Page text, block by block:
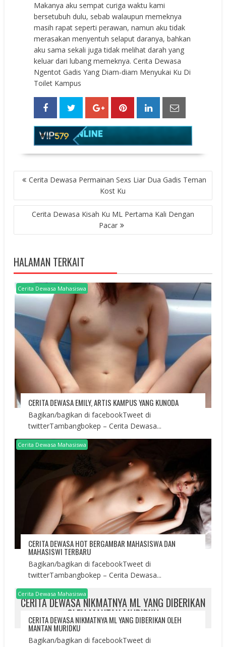
Makanya aku sempat curiga waktu kami
bersetubuh dulu, sebab walaupun memeknya
masih rapat seperti perawan, namun aku tidak
merasakan menyentuh selaput daranya, bahkan
aku sama sekali juga tidak melihat darah yang
keluar dari lubang memeknya. Cerita Dewasa
Ngentot Gadis Yang Diam-diam Menyukai Ku Di
Toilet Kampus
POST
NAVIGATION
Cerita Dewasa Permainan Sexs Liar Dua Gadis Teman
Kost Ku
Cerita Dewasa Kisah Ku ML Pertama Kali Dengan
Pacar
HALAMAN TERKAIT
Cerita Dewasa Mahasiswa
CERITA DEWASA EMILY, ARTIS KAMPUS YANG KUNODA
Bagikan/bagikan di facebookTweet di
twitterTambangbokep – Cerita Dewasa...
Cerita Dewasa Mahasiswa
CERITA DEWASA HOT BERGAMBAR MAHASISWA DAN
MAHASISWI TERBARU
Bagikan/bagikan di facebookTweet di
twitterTambangbokep – Cerita Dewasa...
CERITA DEWASA NIKMATNYA ML YANG DIBERIKAN
OLEH MANTAN MURIDKU
Cerita Dewasa Mahasiswa
CERITA DEWASA NIKMATNYA ML YANG DIBERIKAN OLEH
MANTAN MURIDKU
Bagikan/bagikan di facebookTweet di